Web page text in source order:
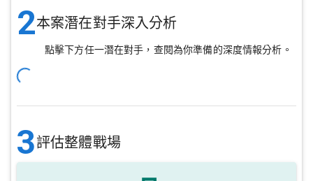
2本案潛在對手深入分析
點擊下方任一潛在對手，查閱為你準備的深度情報分析。
3評估整體戰場